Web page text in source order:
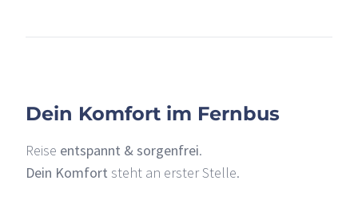
Dein Komfort im Fernbus
Reise entspannt & sorgenfrei.
Dein Komfort steht an erster Stelle.